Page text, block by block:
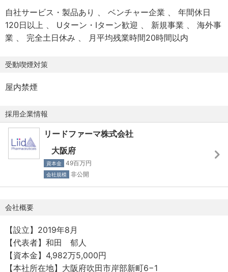
ーゲットとし、産学医の強固な連携のもと、革新的な新薬
を世界中の患者様へ届けることを目指しています。
【当社で働く魅力】
核酸医薬は世界中で開発が激化していますが、副作用が長
年のネックでした。同社が持つ独自の「BROTHERS核酸技
の研究に携われることは、研究者としての探求心やクリエ
イティビティを大いに刺激する環境です。
▍スタートアップだからこそ「創薬の全体像」を見渡せる
研究環境：
病研究センター内の研究拠点で、最先端の知見に触れなが
アルタイムに体感でき、創薬のアーリーフェーズ全体を肌
で学べるスピード感があります。
【その他福利厚生】
社内保険：健康保険、厚生年金、雇用保険、労災保険
・GMP（製造管理・品質管理基準）下の実務経験
自社サービス・製品あり ベンチャー企業
年間休日
120日以上
Uターン・Iターン歓迎 新規事業
海外事
業
完全土日休み 月平均残業時間20時間以内
受動喫煙対策
屋内禁煙
採用企業情報
リードファーマ株式会社
大阪府
資本金 49百万円
会社規模 非公開
会社概要
【設立】2019年8月
【代表者】和田 郁人
【資本金】4,982万5,000円
【本社所在地】大阪府吹田市岸部新町6−1